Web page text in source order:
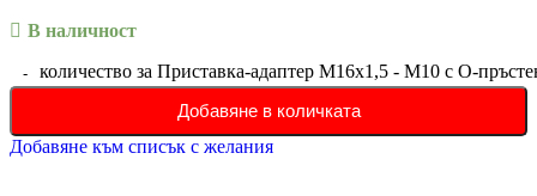
В наличност
количество за Приставка-адаптер М16х1,5 - М10 с О-
Добавяне в количката
Добавяне към списък с желания